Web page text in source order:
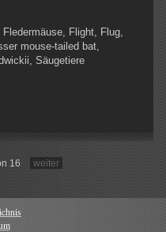
Flight, Flug,
mouse-tailed bat,
Säugetiere
16 weiter